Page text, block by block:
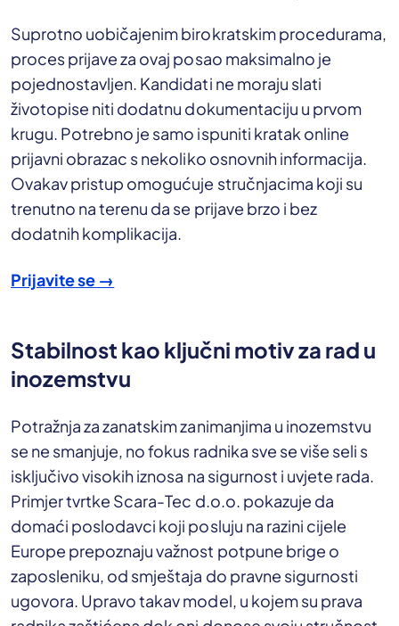
Suprotno uobičajenim birokratskim procedurama,
proces prijave za ovaj posao maksimalno je
pojednostavljen. Kandidati ne moraju slati
životopise niti dodatnu dokumentaciju u prvom
krugu. Potrebno je samo ispuniti kratak online
prijavni obrazac s nekoliko osnovnih informacija.
Ovakav pristup omogućuje stručnjacima koji su
trenutno na terenu da se prijave brzo i bez
dodatnih komplikacija.
Prijavite se →
Stabilnost kao ključni motiv za rad u
inozemstvu
Potražnja za zanatskim zanimanjima u inozemstvu
se ne smanjuje, no fokus radnika sve se više seli s
isključivo visokih iznosa na sigurnost i uvjete rada.
Primjer tvrtke Scara-Tec d.o.o. pokazuje da
domaći poslodavci koji posluju na razini cijele
Europe prepoznaju važnost potpune brige o
zaposleniku, od smještaja do pravne sigurnosti
ugovora. Upravo takav model, u kojem su prava